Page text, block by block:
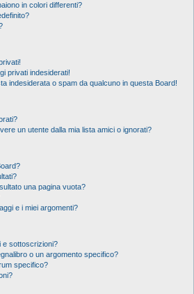
in colori differenti?
privati indesiderati!
indesiderata o spam da qualcuno in questa Board!
un utente dalla mia lista amici o ignorati?
una pagina vuota?
e i miei argomenti?
e sottoscrizioni?
o un argomento specifico?
specifico?